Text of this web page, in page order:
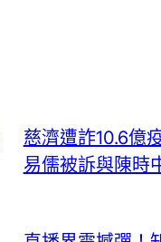
慈濟遭詐10.6億
易儒被訴與陳時